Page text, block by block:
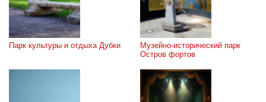
Парк культуры и отдыха Дубки
Музейно-исторический парк
Остров фортов